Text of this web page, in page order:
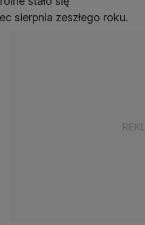
sierpnia zeszłego roku.